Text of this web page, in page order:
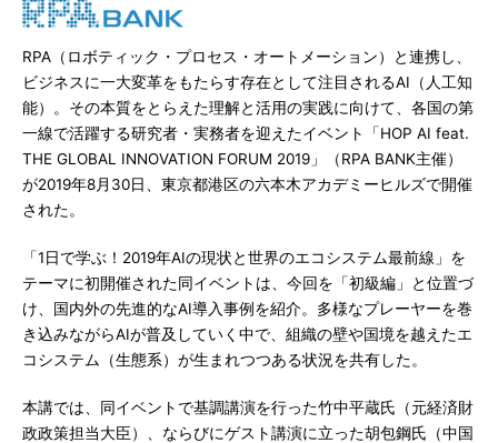
RPA（ロボティック・プロセス・オートメーション）と連携し、
ビジネスに一大変革をもたらす存在として注目されるAI（人工知
能）。その本質をとらえた理解と活用の実践に向けて、各国の第
一線で活躍する研究者・実務者を迎えたイベント「HOP AI feat.
THE GLOBAL INNOVATION FORUM 2019」（RPA BANK主催）
が2019年8月30日、東京都港区の六本木アカデミーヒルズで開催
された。
「1日で学ぶ！2019年AIの現状と世界のエコシステム最前線」を
テーマに初開催された同イベントは、今回を「初級編」と位置づ
け、国内外の先進的なAI導入事例を紹介。多様なプレーヤーを巻
き込みながらAIが普及していく中で、組織の壁や国境を越えたエ
コシステム（生態系）が生まれつつある状況を共有した。
本講では、同イベントで基調講演を行った竹中平蔵氏（元経済財
政政策担当大臣）、ならびにゲスト講演に立った胡包鋼氏（中国